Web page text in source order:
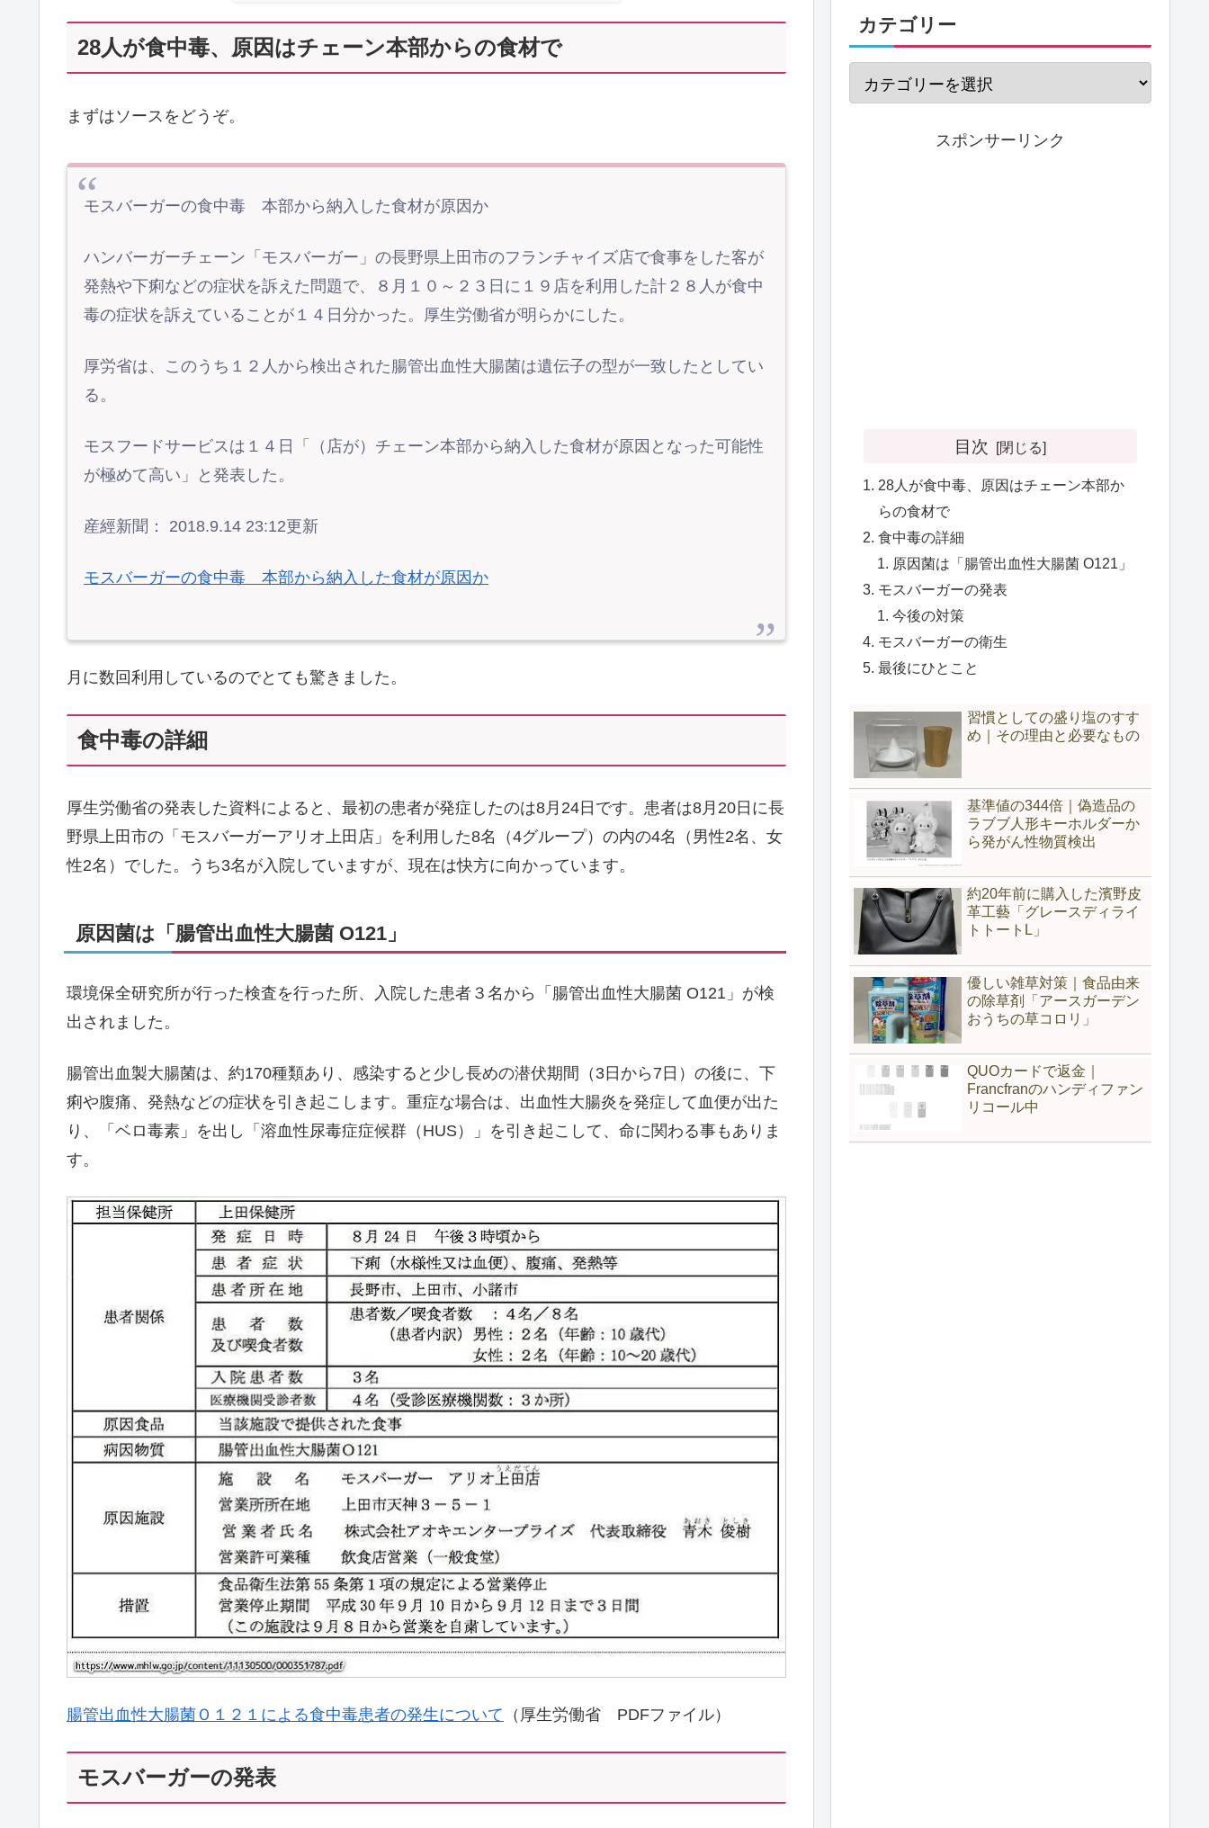
28人が食中毒、原因はチェーン本部からの食材で
まずはソースをどうぞ。
モスバーガーの食中毒 本部から納入した食材が原因か
ハンバーガーチェーン「モスバーガー」の長野県上田市のフランチャイズ店で食事をした客が
発熱や下痢などの症状を訴えた問題で、８月１０～２３日に１９店を利用した計２８人が食中
毒の症状を訴えていることが１４日分かった。厚生労働省が明らかにした。
厚労省は、このうち１２人から検出された腸管出血性大腸菌は遺伝子の型が一致したとしてい
る。
モスフードサービスは１４日「（店が）チェーン本部から納入した食材が原因となった可能性
が極めて高い」と発表した。
産經新聞： 2018.9.14 23:12更新
モスバーガーの食中毒 本部から納入した食材が原因か
月に数回利用しているのでとても驚きました。
食中毒の詳細
厚生労働省の発表した資料によると、最初の患者が発症したのは8月24日です。患者は8月20日に長
野県上田市の「モスバーガーアリオ上田店」を利用した8名（4グループ）の内の4名（男性2名、女
性2名）でした。うち3名が入院していますが、現在は快方に向かっています。
原因菌は「腸管出血性大腸菌 O121」
環境保全研究所が行った検査を行った所、入院した患者３名から「腸管出血性大腸菌 O121」が検
出されました。
腸管出血製大腸菌は、約170種類あり、感染すると少し長めの潜伏期間（3日から7日）の後に、下
痢や腹痛、発熱などの症状を引き起こします。重症な場合は、出血性大腸炎を発症して血便が出た
り、「ベロ毒素」を出し「溶血性尿毒症症候群（HUS）」を引き起こして、命に関わる事もありま
す。
腸管出血性大腸菌Ｏ１２１による食中毒患者の発生について （厚生労働省 PDFファイル）
モスバーガーの発表
カテゴリー
スポンサーリンク
目次
28人が食中毒、原因はチェーン本部か
らの食材で
食中毒の詳細
原因菌は「腸管出血性大腸菌 O121」
モスバーガーの発表
今後の対策
モスバーガーの衛生
最後にひとこと
習慣としての盛り塩のすす
め｜その理由と必要なもの
基準値の344倍｜偽造品の
ラブブ人形キーホルダーか
ら発がん性物質検出
約20年前に購入した濱野皮
革工藝「グレースディライ
トトートL」
優しい雑草対策｜食品由来
の除草剤「アースガーデン
おうちの草コロリ」
QUOカードで返金｜
Francfranのハンディファン
リコール中